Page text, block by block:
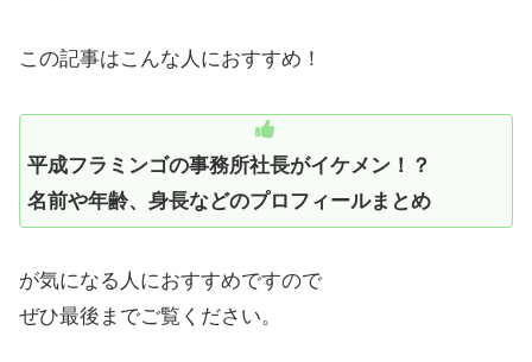
この記事はこんな人におすすめ！
平成フラミンゴの事務所社長がイケメン！？
名前や年齢、身長などのプロフィールまとめ
が気になる人におすすめですので
ぜひ最後までご覧ください。